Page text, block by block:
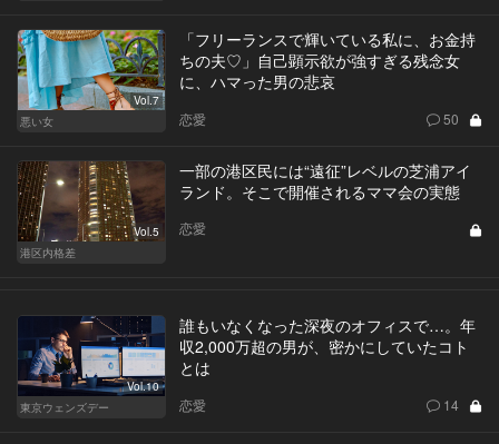
Vol.7
悪い女
「フリーランスで輝いている私に、お金持
ちの夫♡」自己顕示欲が強すぎる残念女
に、ハマった男の悲哀
恋愛 50
Vol.5
港区内格差
一部の港区民には“遠征”レベルの芝浦アイ
ランド。そこで開催されるママ会の実態
恋愛
Vol.10
東京ウェンズデー
誰もいなくなった深夜のオフィスで…。年
収2,000万超の男が、密かにしていたコト
とは
恋愛 14